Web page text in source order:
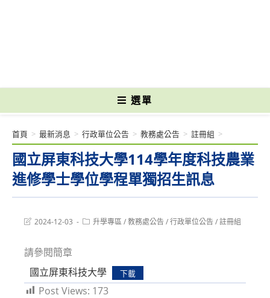
選單
國立屏東科技大學114學年度科技農業
進修學士學位學程單獨招生訊息
首頁 > 最新消息 > 行政單位公告 > 教務處公告 > 註冊組 >
Post2024-12-03
Post升學專區/教務處公告/行政單位公告/註冊組
請參閱簡章
國立屏東科技大學
下載
Post Views: 173